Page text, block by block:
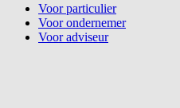
Voor particulier
Voor ondernemer
Voor adviseur